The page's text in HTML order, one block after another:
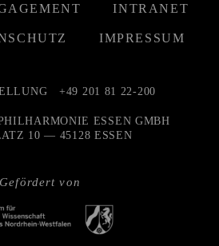
INTRANET
IMPRESSUM
Gefördert von
+49 201 81 22-200
ESSEN GMBH
10 — 45128 ESSEN